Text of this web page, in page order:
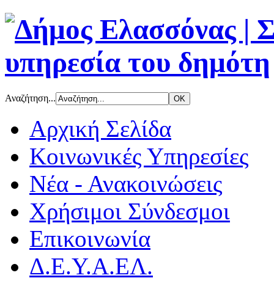
Αναζήτηση...
Αρχική Σελίδα
Κοινωνικές Υπηρεσίες
Νέα - Ανακοινώσεις
Χρήσιμοι Σύνδεσμοι
Επικοινωνία
Δ.Ε.Υ.Α.ΕΛ.